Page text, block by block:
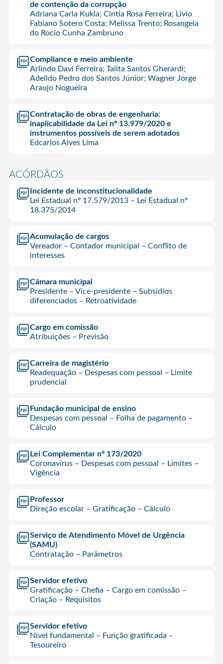
de contenção da corrupção
Adriana Carla Kukla; Cintia Rosa Ferreira; Livio
Fabiano Sotero Costa; Melissa Trento; Rosangela
do Rocio Cunha Zambruno
Compliance e meio ambiente
Arlindo Davi Ferreira; Talita Santos Gherardi;
Adeildo Pedro dos Santos Júnior; Wagner Jorge
Araujo Nogueira
Contratação de obras de engenharia:
inaplicabilidade da Lei nº 13.979/2020 e
instrumentos possíveis de serem adotados
Edcarlos Alves Lima
ACÓRDÃOS
Incidente de inconstitucionalidade
Lei Estadual nº 17.579/2013 – Lei Estadual nº
18.375/2014
Acumulação de cargos
Vereador – Contador municipal – Conflito de
interesses
Câmara municipal
Presidente – Vice-presidente – Subsídios
diferenciados – Retroatividade
Cargo em comissão
Atribuições – Previsão
Carreira de magistério
Readequação – Despesas com pessoal – Limite
prudencial
Fundação municipal de ensino
Despesas com pessoal – Folha de pagamento –
Cálculo
Lei Complementar nº 173/2020
Coronavírus – Despesas com pessoal – Limites –
Vigência
Professor
Direção escolar – Gratificação – Cálculo
Serviço de Atendimento Móvel de Urgência
(SAMU)
Contratação – Parâmetros
Servidor efetivo
Gratificação – Chefia – Cargo em comissão –
Criação – Requisitos
Servidor efetivo
Nível fundamental – Função gratificada –
Tesoureiro